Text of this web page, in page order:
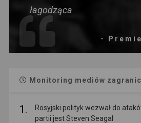
łagodząca
-
Monitoring mediów
1.
Rosyjski polityk wezwał do
partii jest Steven Seagal